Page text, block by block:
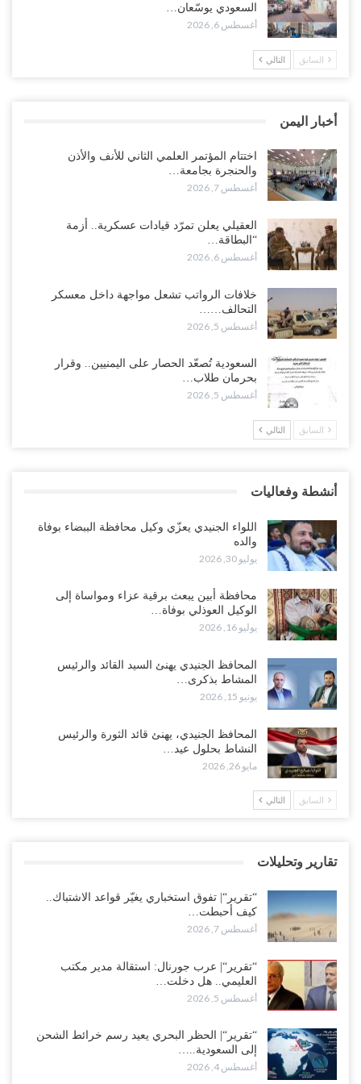
بتعقيد المشهد في المهرة..!
أغسطس 6, 2026
“حضرموت“| في تصعيد غير مسبوق.. انتشار فصيل “مكافحة الإرهاب”
للسعودية بشأن النفط..!
أغسطس 6, 2026
الرئاسي مرحلة التفكك المؤسسي..!
أغسطس 5, 2026
وتعزيزات عسكرية لحماية ترتيبات تصدير النفط..!
أغسطس 5, 2026
وسط معركة سعودية لإسقاط آخر معاقل الزبيدي.. القبائل تستنفر و”درع
الوطن” تبدأ الانتشار..!
أغسطس 5, 2026
خلافات الرواتب تشعل مواجهة داخل معسكر التحالف… والإصلاح يصعّد
تعميد الشهادات يشعل غضباً واسعاً..!
أغسطس 5, 2026
ملفات المال والنفط..!
أغسطس 5, 2026
النفط تلتف حول أفريقيا وسفن تعلن: “لا توجد شحنة…
أغسطس 4, 2026
مليون برميل يشعل غضب حضرموت..!
أغسطس 4, 2026
مدير مكتب العليمي يقدم استقالته.. والخلافات تعصف بالرئاسي وصراع
“تعز“| وسط إعادة رسم النفوذ السعودي.. الإصلاح يجدد اتهامه لطارق
بالتهريب وعينه على المحافظ..!
أغسطس 4, 2026
“شبوة“| مع تحشيدات عسكرية تنذر بجولة جديدة مع السعودية.. الإمارات
تعيد تحشيد قواتها في أهم سواحل اليمن على البحر…
أغسطس 4, 2026
أغسطس 4, 2026
“مقالات“| عِنْدَما يَغِيب الأَقربون.. وَتَضِيق بِلَاد الله الوَاسِعَة.. تَبْقَى صَنْعَاء
السعودي يوسّعان…
أغسطس 6, 2026
السابق التالي
أخبار اليمن
اختتام المؤتمر العلمي الثاني للأنف والأذن
والحنجرة بجامعة…
أغسطس 7, 2026
العقيلي يعلن تمرّد قيادات عسكرية.. أزمة
“البطاقة…
أغسطس 6, 2026
خلافات الرواتب تشعل مواجهة داخل معسكر
التحالف……
أغسطس 5, 2026
السعودية تُصعّد الحصار على اليمنيين.. وقرار
بحرمان طلاب…
أغسطس 5, 2026
السابق التالي
أنشطة وفعاليات
اللواء الجنيدي يعزّي وكيل محافظة الببضاء بوفاة
والده
يوليو 30, 2026
محافظة أبين يبعث برقية عزاء ومواساة إلى
الوكيل العوذلي بوفاة…
يوليو 16, 2026
المحافظ الجنيدي يهنئ السيد القائد والرئيس
المشاط بذكرى…
يونيو 15, 2026
المحافظ الجنيدي، يهنئ قائد الثورة والرئيس
النشاط بحلول عيد…
مايو 26, 2026
السابق التالي
تقارير وتحليلات
“تقرير“| تفوق استخباري يغيّر قواعد الاشتباك..
كيف أحبطت…
أغسطس 7, 2026
“تقرير“| عرب جورنال: استقالة مدير مكتب
العليمي.. هل دخلت…
أغسطس 5, 2026
“تقرير“| الحظر البحري يعيد رسم خرائط الشحن
إلى السعودية..…
أغسطس 4, 2026